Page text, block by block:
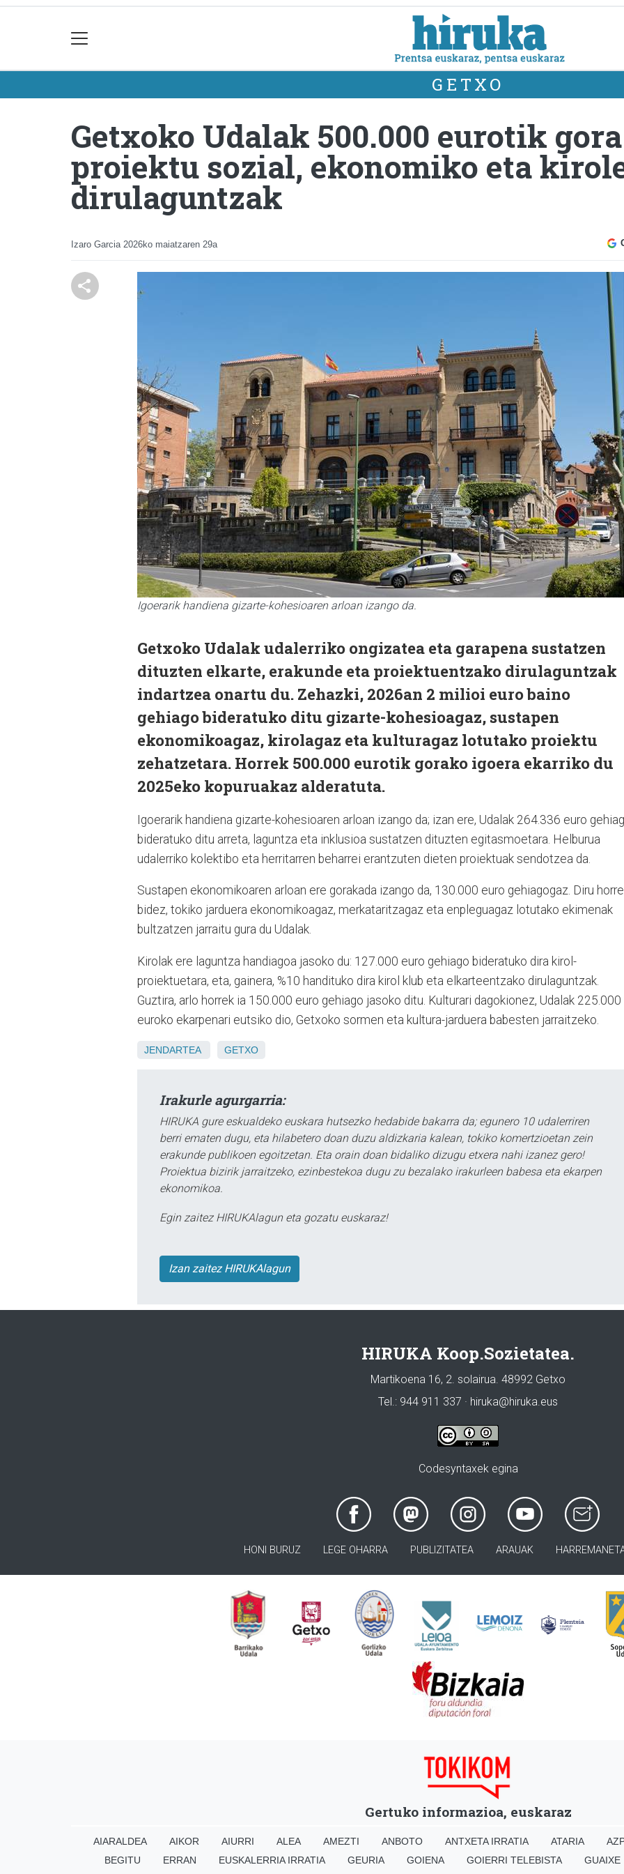
GETXO
Getxoko Udalak 500.000 eurotik
proiektu sozial, ekonomiko eta
dirulaguntzak
Izaro Garcia 2026ko maiatzaren 29a
Igoerarik handiena gizarte-kohesioaren arloan izango da.
Getxoko Udalak udalerriko ongizatea eta garapena sustatzen
dituzten elkarte, erakunde eta proiektuentzako dirulaguntzak
indartzea onartu du. Zehazki, 2026an 2 milioi euro baino
gehiago bideratuko ditu gizarte-kohesioagaz, sustapen
ekonomikoagaz, kirolagaz eta kulturagaz lotutako proiektu
zehatzetara. Horrek 500.000 eurotik gorako igoera ekarriko du
2025eko kopuruakaz alderatuta.
Igoerarik handiena gizarte-kohesioaren arloan izango da; izan ere, Udalak 264.336 euro
bideratuko ditu arreta, laguntza eta inklusioa sustatzen dituzten egitasmoetara. Helburua
udalerriko kolektibo eta herritarren beharrei erantzuten dieten proiektuak sendotzea da.
Sustapen ekonomikoaren arloan ere gorakada izango da, 130.000 euro gehiagogaz. Diru
bidez, tokiko jarduera ekonomikoagaz, merkataritzagaz eta enpleguagaz lotutako ekimenak
bultzatzen jarraitu gura du Udalak.
Kirolak ere laguntza handiagoa jasoko du: 127.000 euro gehiago bideratuko dira kirol-
proiektuetara, eta, gainera, %10 handituko dira kirol klub eta elkarteentzako dirulaguntzak.
Guztira, arlo horrek ia 150.000 euro gehiago jasoko ditu. Kulturari dagokionez, Udalak 225.000
euroko ekarpenari eutsiko dio, Getxoko sormen eta kultura-jarduera babesten jarraitzeko.
JENDARTEA GETXO
Irakurle agurgarria:
HIRUKA gure eskualdeko euskara hutsezko hedabide bakarra da; egunero 10 udalerriren
berri ematen dugu, eta hilabetero doan duzu aldizkaria kalean, tokiko komertzioetan zein
erakunde publikoen egoitzetan. Eta orain doan bidaliko dizugu etxera nahi izanez gero!
Proiektua bizirik jarraitzeko, ezinbestekoa dugu zu bezalako irakurleen babesa eta ekarpen
ekonomikoa.
Egin zaitez HIRUKAlagun eta gozatu euskaraz!
Izan zaitez HIRUKAlagun
HIRUKA Koop.Sozietatea.
Martikoena 16, 2. solairua. 48992 Getxo
Tel.: 944 911 337 · hiruka@hiruka.eus
Codesyntaxek egina
HONI BURUZ LEGE OHARRA PUBLIZITATEA ARAUAK
Gertuko informazioa, euskaraz
AIARALDEA AIKOR AIURRI ALEA AMEZTI ANBOTO ANTXETA IRRATIA ATARIA
BEGITU
ERRAN EUSKALERRIA IRRATIA GEURIA GOIENA GOIERRI TELEBISTA GUAIXE